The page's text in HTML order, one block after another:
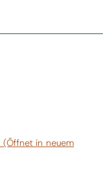
(Öffnet in neuem